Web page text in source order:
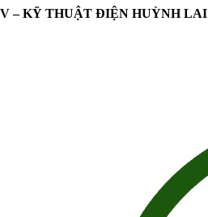
– KỸ THUẬT ĐIỆN HUỲNH LAI